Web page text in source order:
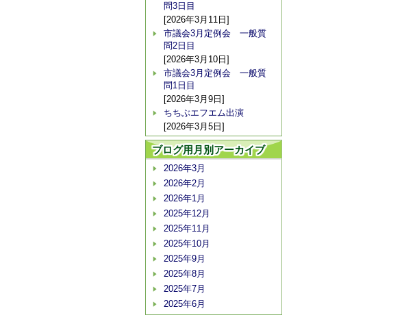
問3日目
[2026年3月11日]
市議会3月定例会 一般質
問2日目
[2026年3月10日]
市議会3月定例会 一般質
問1日目
[2026年3月9日]
ちちぶエフエム出演
[2026年3月5日]
ブログ用月別アーカイブ
2026年3月
2026年2月
2026年1月
2025年12月
2025年11月
2025年10月
2025年9月
2025年8月
2025年7月
2025年6月